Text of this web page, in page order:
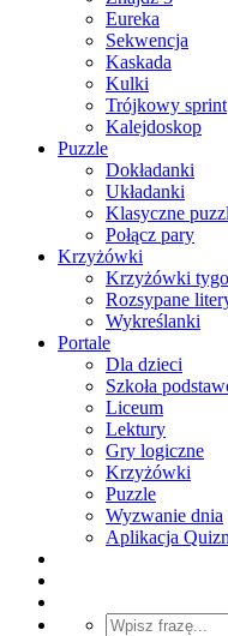
Eureka
Sekwencja
Kaskada
Kulki
Trójkowy sprint
Kalejdoskop
Puzzle
Dokładanki
Układanki
Klasyczne
Połącz pary
Krzyżówki
Krzyżówki
Rozsypane
Wykreślanki
Portale
Dla dzieci
Szkoła
Liceum
Lektury
Gry logiczne
Krzyżówki
Puzzle
Wyzwanie dnia
Aplikacja